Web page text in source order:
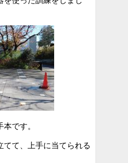
です。
てて、上手に当てられる